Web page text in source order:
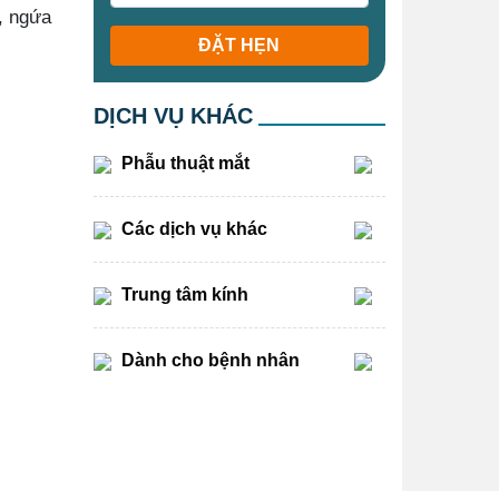
ngứa
ĐẶT HẸN
DỊCH VỤ KHÁC
Phẫu thuật mắt
Các dịch vụ khác
Trung tâm kính
Dành cho bệnh nhân